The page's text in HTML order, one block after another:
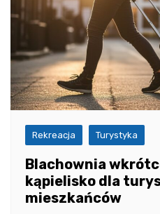
Rekreacja Turystyka
Blachownia
kąpielisko dla
mieszkańców